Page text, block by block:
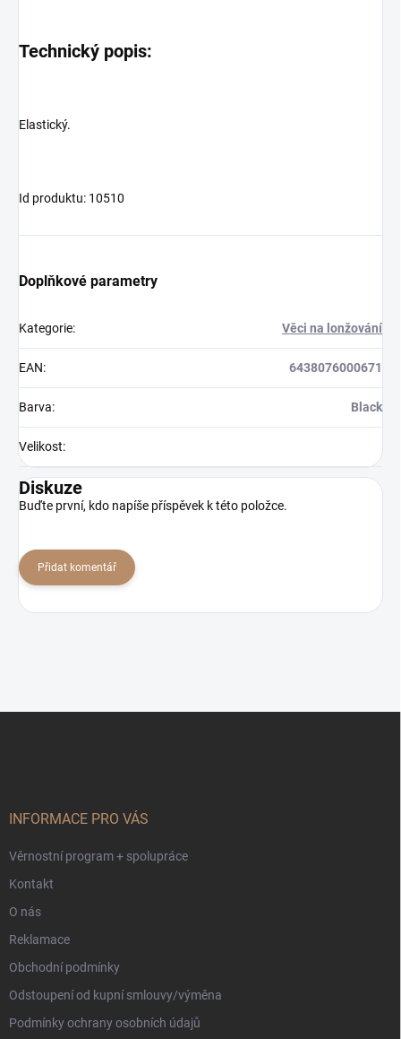
Technický popis:
Elastický.
Id produktu: 10510
Doplňkové parametry
Kategorie: Věci na lonžování
EAN: 6438076000671
Barva: Black
Velikost:
Diskuze
Buďte první, kdo napíše příspěvek k této položce.
Přidat komentář
INFORMACE PRO VÁS
Věrnostní program + spolupráce
Kontakt
O nás
Reklamace
Obchodní podmínky
Odstoupení od kupní smlouvy/výměna
Podmínky ochrany osobních údajů